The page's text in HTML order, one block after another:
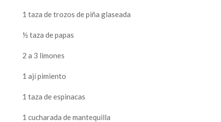
1 taza de trozos de piña glaseada
½ taza de papas
2 a 3 limones
1 ají pimiento
1 taza de espinacas
1 cucharada de mantequilla